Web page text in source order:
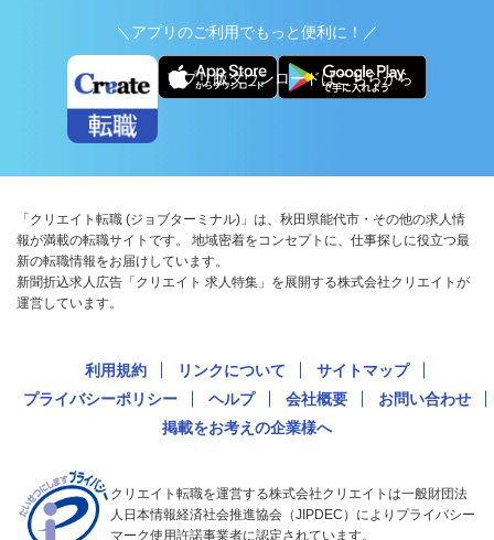
＼アプリのご利用でもっと便利に！／
アプリ版ダウンロードはこちらから
「クリエイト転職 (ジョブターミナル)」は、秋田県能代市・その他の求人情
報が満載の転職サイトです。 地域密着をコンセプトに、仕事探しに役立つ最
新の転職情報をお届けしています。
新聞折込求人広告「クリエイト 求人特集」を展開する株式会社クリエイトが
運営しています。
利用規約 リンクについて
サイトマップ
プライバシーポリシー
ヘルプ 会社概要
お問い合わせ
掲載をお考えの企業様へ
クリエイト転職を運営する株式会社クリエイトは一般財団法
人日本情報経済社会推進協会（JIPDEC）によりプライバシー
マーク使用許諾事業者に認定されています。